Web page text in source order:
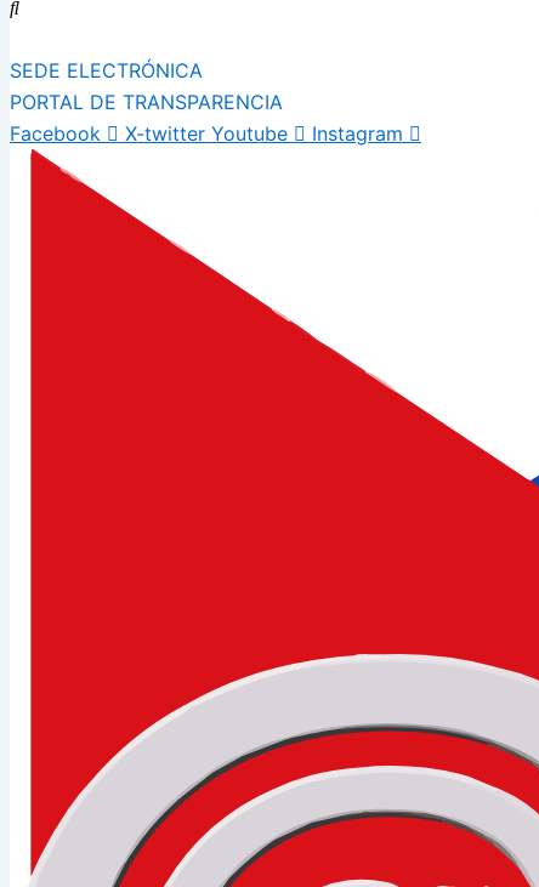
SEDE ELECTRÓNICA
PORTAL DE TRANSPARENCIA
Facebook
X-twitter Youtube Instagram